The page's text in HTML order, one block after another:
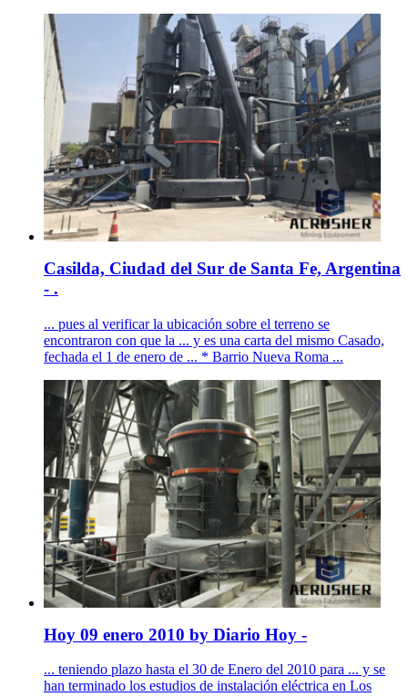
Casilda, Ciudad del Sur de Santa Fe, Argentina
- .
... pues al verificar la ubicación sobre el terreno se
encontraron con que la ... y es una carta del mismo Casado,
fechada el 1 de enero de ... * Barrio Nueva Roma ...
Hoy 09 enero 2010 by Diario Hoy -
... teniendo plazo hasta el 30 de Enero del 2010 para ... y se
han terminado los estudios de instalación eléctrica en Los